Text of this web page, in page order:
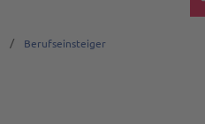
/ Berufseinsteiger